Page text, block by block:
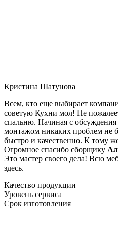
Кристина Шатунова
Всем, кто еще выбирает
советую Кухни мол! Не
спальню. Начиная с обсуждения
монтажом никаких проблем не
быстро и качественно. К тому
Огромное спасибо сборщику
Это мастер своего дела! Всю
здесь.
Качество продукции
Уровень сервиса
Срок изготовления